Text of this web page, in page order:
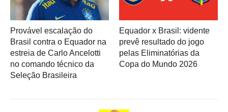
Provável escalação do
Brasil contra o Equador na
estreia de Carlo Ancelotti
no comando técnico da
Seleção Brasileira
Equador x Brasil: vidente
prevê resultado do jogo
pelas Eliminatórias da
Copa do Mundo 2026